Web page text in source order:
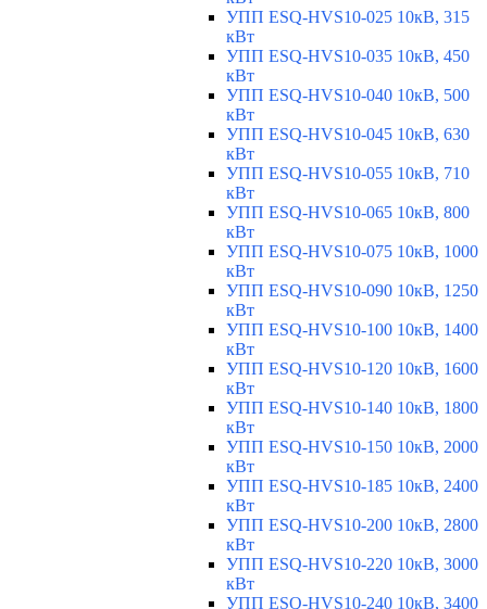
УПП ESQ-HVS10-025 10кВ, 315
кВт
УПП ESQ-HVS10-035 10кВ, 450
кВт
УПП ESQ-HVS10-040 10кВ, 500
кВт
УПП ESQ-HVS10-045 10кВ, 630
кВт
УПП ESQ-HVS10-055 10кВ, 710
кВт
УПП ESQ-HVS10-065 10кВ, 800
кВт
УПП ESQ-HVS10-075 10кВ, 1000
кВт
УПП ESQ-HVS10-090 10кВ, 1250
кВт
УПП ESQ-HVS10-100 10кВ, 1400
кВт
УПП ESQ-HVS10-120 10кВ, 1600
кВт
УПП ESQ-HVS10-140 10кВ, 1800
кВт
УПП ESQ-HVS10-150 10кВ, 2000
кВт
УПП ESQ-HVS10-185 10кВ, 2400
кВт
УПП ESQ-HVS10-200 10кВ, 2800
кВт
УПП ESQ-HVS10-220 10кВ, 3000
кВт
УПП ESQ-HVS10-240 10кВ, 3400